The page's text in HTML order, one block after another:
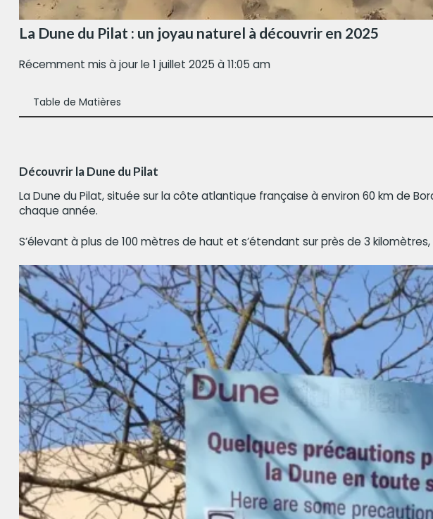
La Dune du Pilat : un joyau naturel à découvrir en 2025
Récemment mis à jour le 1 juillet 2025 à 11:05 am
Table de Matières
Découvrir la Dune du Pilat
La Dune du Pilat, située sur la côte atlantique française à environ 60 km de
chaque année.
S’élevant à plus de 100 mètres de haut et s’étendant sur près de 3